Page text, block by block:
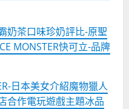
奶茶口味珍奶評比-原聖
MONSTER快可立-品牌
日本美女介紹魔物獵人
合作電玩遊戲主題冰品